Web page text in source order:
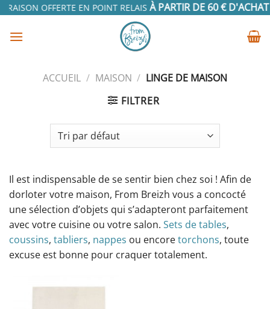
Passer
contenu
OFFERTE EN POINT RELAISÀ PARTIR DE 60 € D'ACHAT
ACCUEIL / MAISON / LINGE DE MAISON
FILTRER
Il est indispensable de se sentir bien chez soi ! Afin de
dorloter votre maison, From Breizh vous a concocté
une sélection d’objets qui s’adapteront parfaitement
avec votre cuisine ou votre salon. Sets de tables,
coussins, tabliers, nappes ou encoretorchons, toute
excuse est bonne pour craquer totalement.